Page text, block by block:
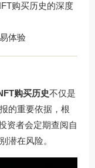
购买历史的深度
体验
购买历史不仅是
的重要依据，根
资者会定期查阅自
潜在风险。